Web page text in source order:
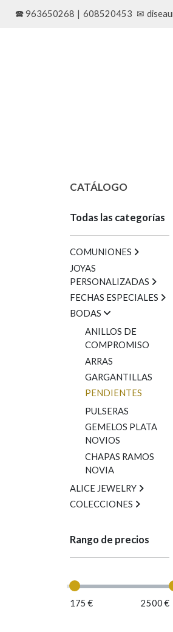
🕿 963650268 | 608520453 ✉
CATÁLOGO
Todas las categorías
COMUNIONES
JOYAS
PERSONALIZADAS
FECHAS ESPECIALES
BODAS
ANILLOS DE
COMPROMISO
ARRAS
GARGANTILLAS
PENDIENTES
PULSERAS
GEMELOS PLATA
NOVIOS
CHAPAS RAMOS
NOVIA
ALICE JEWELRY
COLECCIONES
Rango de precios
175 € 2500 €